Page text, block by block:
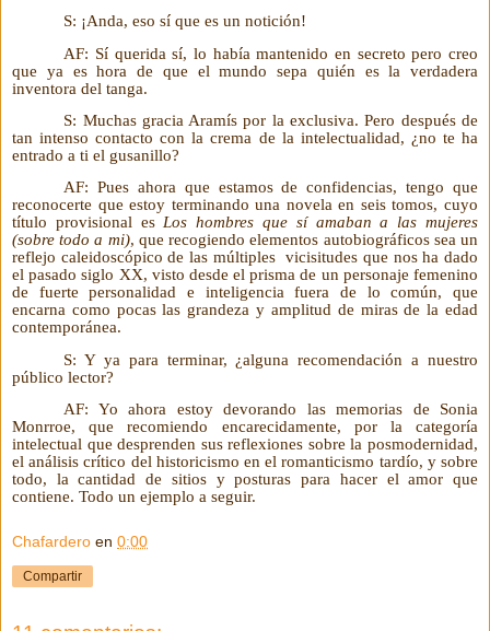
S: ¡Anda, eso sí que es un notición!
AF: Sí querida sí, lo había mantenido en secreto pero creo
que ya es hora de que el mundo sepa quién es la verdadera
inventora del tanga.
S: Muchas gracia Aramís por la exclusiva. Pero después de
tan intenso contacto con la crema de la intelectualidad, ¿no te ha
entrado a ti el gusanillo?
AF: Pues ahora que estamos de confidencias, tengo que
reconocerte que estoy terminando una novela en seis tomos, cuyo
título provisional esLos hombres que sí amaban a las mujeres
(sobre todo a mi), que recogiendo elementos autobiográficos sea un
reflejo caleidoscópico de las múltiples vicisitudes que nos ha dado
el pasado siglo XX, visto desde el prisma de un personaje femenino
de fuerte personalidad e inteligencia fuera de lo común, que
encarna como pocas las grandeza y amplitud de miras de la edad
contemporánea.
S: Y ya para terminar, ¿alguna recomendación a nuestro
público lector?
AF: Yo ahora estoy devorando las memorias de Sonia
Monrroe, que recomiendo encarecidamente, por la categoría
intelectual que desprenden sus reflexiones sobre la posmodernidad,
el análisis crítico del historicismo en el romanticismo tardío, y sobre
todo, la cantidad de sitios y posturas para hacer el amor que
contiene. Todo un ejemplo a seguir.
Chafardero en 0:00
Compartir